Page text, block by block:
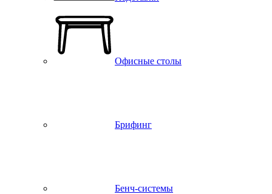
Офисные столы
Брифинг
Бенч-системы